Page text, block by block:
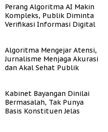
Perang Algoritma AI Makin
Kompleks, Publik Diminta
Verifikasi Informasi Digital
Algoritma Mengejar Atensi,
Jurnalisme Menjaga Akurasi
dan Akal Sehat Publik
Kabinet Bayangan Dinilai
Bermasalah, Tak Punya
Basis Konstituen Jelas